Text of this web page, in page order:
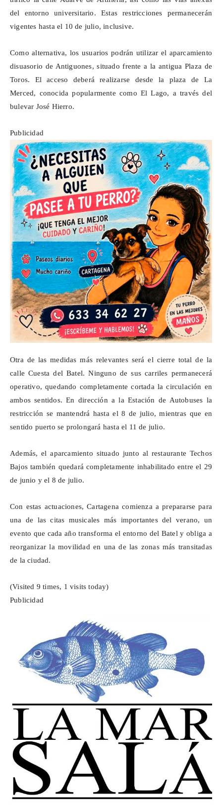
del entorno universitario. Estas restricciones permanecerán
vigentes hasta el 10 de julio, inclusive.
Como alternativa, los usuarios podrán utilizar el aparcamiento
disuasorio de Antiguones, situado frente a la antigua Plaza de
Toros. El acceso deberá realizarse desde la plaza de La
Merced, conocida popularmente como El Lago, a través del
bulevar José Hierro.
Publicidad
Otra de las medidas más relevantes será el cierre total de la
calle Cuesta del Batel. Ninguno de sus carriles permanecerá
operativo, quedando completamente cortada la circulación en
ambos sentidos. En dirección a la Estación de Autobuses la
restricción se mantendrá hasta el 8 de julio, mientras que en
sentido puerto se prolongará hasta el 11 de julio.
Además, el aparcamiento situado junto al restaurante Techos
Bajos también quedará completamente inhabilitado entre el 29
de junio y el 8 de julio.
Con estas actuaciones, Cartagena comienza a prepararse para
una de las citas musicales más importantes del verano, un
evento que cada año transforma el entorno del Batel y obliga a
reorganizar la movilidad en una de las zonas más transitadas
de la ciudad.
(Visited 9 times, 1 visits today)
Publicidad